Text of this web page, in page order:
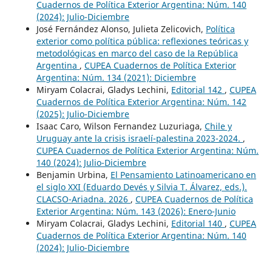
Cuadernos de Política Exterior Argentina: Núm. 140
(2024): Julio-Diciembre
José Fernández Alonso, Julieta Zelicovich, Política
exterior como política pública: reflexiones teóricas y
metodológicas en marco del caso de la República
Argentina , CUPEA Cuadernos de Política Exterior
Argentina: Núm. 134 (2021): Diciembre
Miryam Colacrai, Gladys Lechini, Editorial 142 , CUPEA
Cuadernos de Política Exterior Argentina: Núm. 142
(2025): Julio-Diciembre
Isaac Caro, Wilson Fernandez Luzuriaga, Chile y
Uruguay ante la crisis israelí-palestina 2023-2024. ,
CUPEA Cuadernos de Política Exterior Argentina: Núm.
140 (2024): Julio-Diciembre
Benjamin Urbina, El Pensamiento Latinoamericano en
el siglo XXI (Eduardo Devés y Silvia T. Álvarez, eds.).
CLACSO-Ariadna. 2026 , CUPEA Cuadernos de Política
Exterior Argentina: Núm. 143 (2026): Enero-Junio
Miryam Colacrai, Gladys Lechini, Editorial 140 , CUPEA
Cuadernos de Política Exterior Argentina: Núm. 140
(2024): Julio-Diciembre